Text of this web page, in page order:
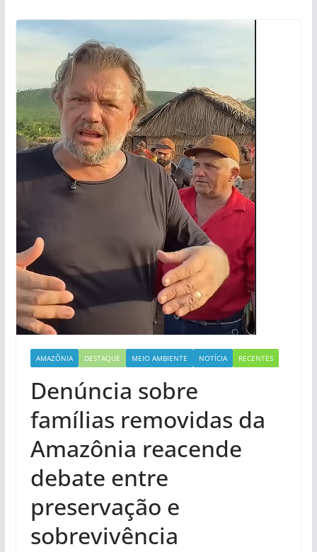
AMAZÔNIA DESTAQUE MEIO AMBIENTE NOTÍCIA RECENTES
Denúncia sobre
famílias removidas da
Amazônia reacende
debate entre
preservação e
sobrevivência